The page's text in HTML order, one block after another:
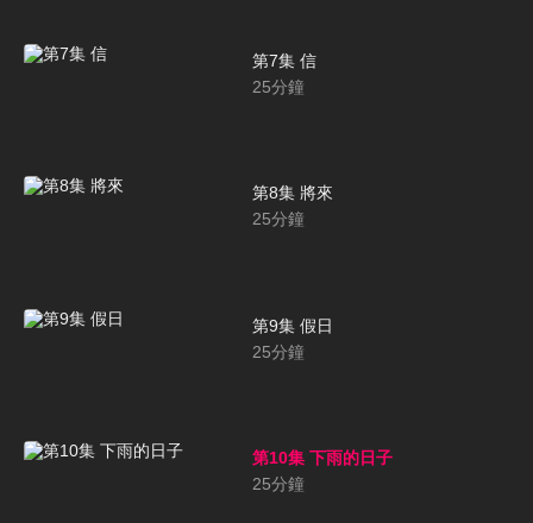
第7集 信
25分鐘
第8集 將來
25分鐘
第9集 假日
25分鐘
第10集 下雨的日子
25分鐘